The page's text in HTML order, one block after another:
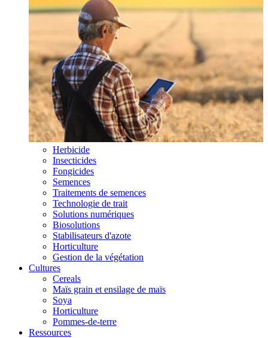
Herbicide
Insecticides
Fongicides
Semences
Traitements de semences
Technologie de trait
Solutions numériques
Biosolutions
Stabilisateurs d'azote
Horticulture
Gestion de la végétation
Cultures
Cereals
Maïs grain et ensilage de maïs
Soya
Horticulture
Pommes-de-terre
Ressources